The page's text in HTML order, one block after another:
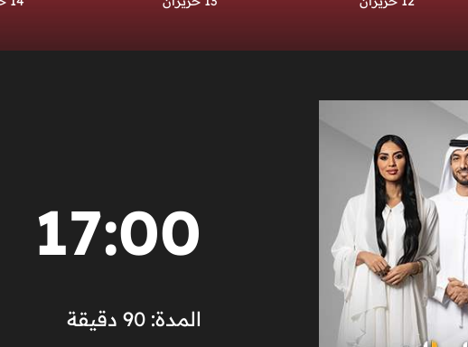
17:00
المدة: 90 دقيقة